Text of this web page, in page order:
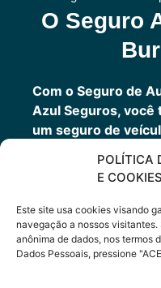
POLÍTICA
E COOKIES
Este site usa cookies visando
navegação a nossos
anônima de dados, nos termos
Dados Pessoais, pressione
O Seguro
Com o Seguro de
Azul Seguros, você
um seguro de
outros benefícios
Você tem um
Porto Seguro.